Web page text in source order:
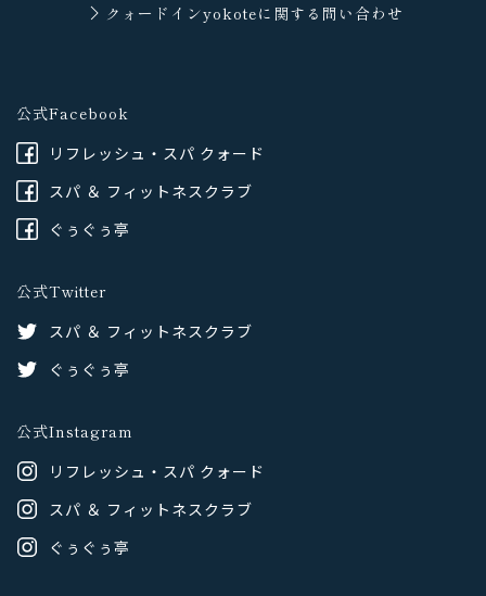
クォードインyokoteに 関する問い合わせ
公式Facebook
リフレッシュ・スパ クォード
スパ ＆ フィットネスクラブ
ぐぅぐぅ亭
公式Twitter
スパ ＆ フィットネスクラブ
ぐぅぐぅ亭
公式Instagram
リフレッシュ・スパ クォード
スパ ＆ フィットネスクラブ
ぐぅぐぅ亭